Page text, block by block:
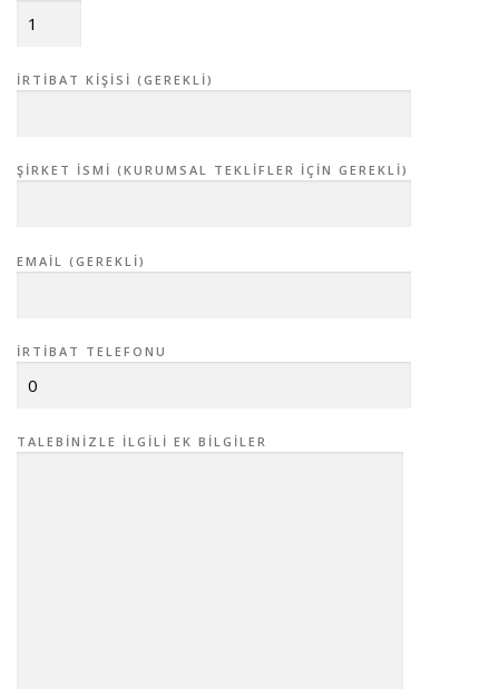
İRTIBAT KIŞISI (GEREKLI)
ŞIRKET İSMI (KURUMSAL TEKLIFLER IÇIN GEREKLI)
EMAIL (GEREKLI)
İRTIBAT TELEFONU
TALEBINIZLE İLGILI EK BILGILER